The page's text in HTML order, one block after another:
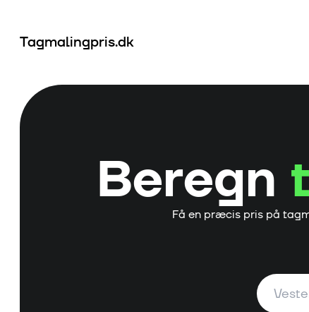
Tagmalingpris.dk
Beregn
Få en præcis pris på